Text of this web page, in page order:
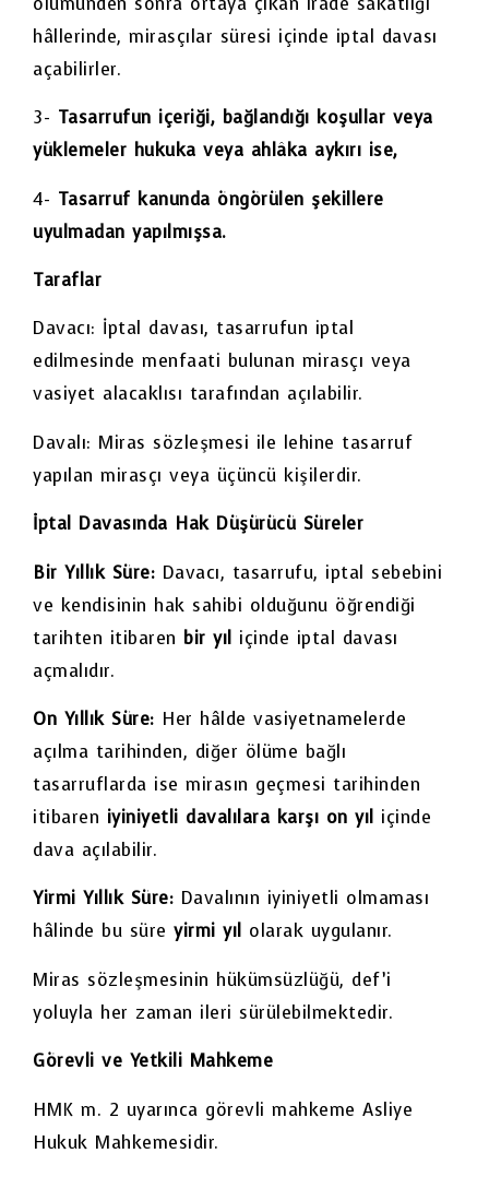
hâllerinde, mirasçılar süresi içinde iptal davası
açabilirler.
3- Tasarrufun içeriği, bağlandığı koşullar veya
yüklemeler hukuka veya ahlâka aykırı ise,
4- Tasarruf kanunda öngörülen şekillere
uyulmadan yapılmışsa.
Taraflar
Davacı: İptal davası, tasarrufun iptal
edilmesinde menfaati bulunan mirasçı veya
vasiyet alacaklısı tarafından açılabilir.
Davalı: Miras sözleşmesi ile lehine tasarruf
yapılan mirasçı veya üçüncü kişilerdir.
İptal Davasında Hak Düşürücü Süreler
Bir Yıllık Süre: Davacı, tasarrufu, iptal sebebini
ve kendisinin hak sahibi olduğunu öğrendiği
tarihten itibaren bir yıl içinde iptal davası
açmalıdır.
On Yıllık Süre: Her hâlde vasiyetnamelerde
açılma tarihinden, diğer ölüme bağlı
tasarruflarda ise mirasın geçmesi tarihinden
itibaren iyiniyetli davalılara karşı on yıl içinde
dava açılabilir.
Yirmi Yıllık Süre: Davalının iyiniyetli olmaması
hâlinde bu süre yirmi yıl olarak uygulanır.
Miras sözleşmesinin hükümsüzlüğü, def’i
yoluyla her zaman ileri sürülebilmektedir.
Görevli ve Yetkili Mahkeme
HMK m. 2 uyarınca görevli mahkeme Asliye
Hukuk Mahkemesidir.